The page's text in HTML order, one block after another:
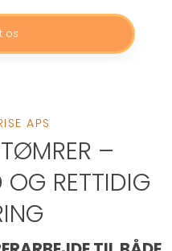
os​
APS
–
OG RETTIDIG